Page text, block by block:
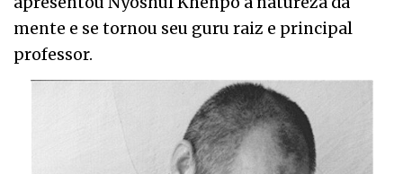
mente e se tornou seu guru raiz e principal
professor.